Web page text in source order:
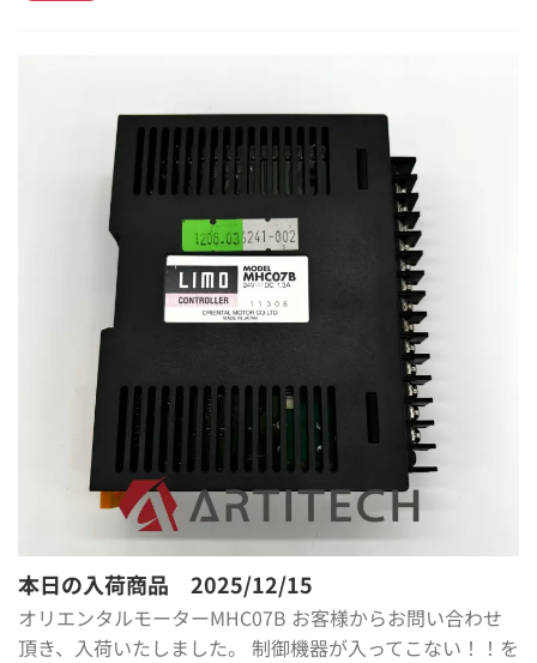
本日の入荷商品 2025/12/15
オリエンタルモーターMHC07B お客様からお問い合わせ
頂き、入荷いたしました。 制御機器が入ってこない！！を